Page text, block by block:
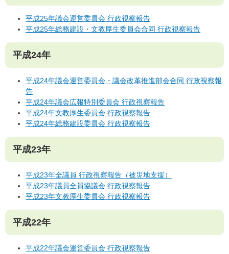
平成25年議会運営委員会 行政視察報告
平成25年総務建設・文教厚生委員会合同 行政視察報告
平成24年
平成24年議会運営委員会・議会改革推進部会合同 行政視察報
告
平成24年議会広報特別委員会 行政視察報告
平成24年文教厚生委員会 行政視察報告
平成24年総務建設委員会 行政視察報告
平成23年
平成23年全議員 行政視察報告（被災地支援）
平成23年議員全員協議会 行政視察報告
平成23年文教厚生委員会 行政視察報告
平成22年
平成22年議会運営委員会 行政視察報告